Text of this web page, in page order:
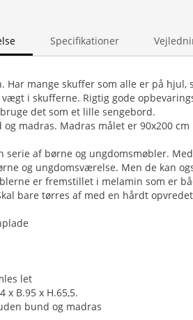
Specifikationer
Har mange skuffer som alle er på
i skufferne. Rigtig gode
det som et lille sengebord.
madras. Madras målet er 90x200 cm
serie af børne og ungdomsmøbler.
og ungdomsværelse. Men de kan
er fremstillet i melamin som er
bare tørres af med en hårdt
let
x B.95 x H.65,5.
bund og madras